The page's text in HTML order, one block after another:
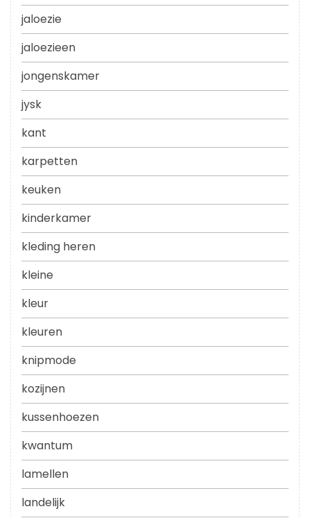
jaloezie
jaloezieen
jongenskamer
jysk
kant
karpetten
keuken
kinderkamer
kleding heren
kleine
kleur
kleuren
knipmode
kozijnen
kussenhoezen
kwantum
lamellen
landelijk